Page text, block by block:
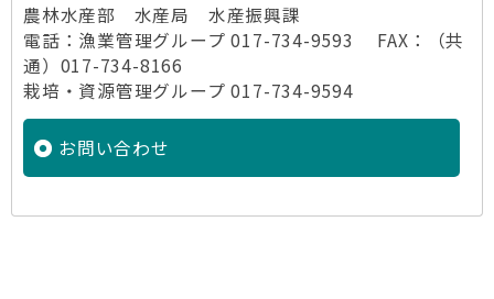
農林水産部 水産局 水産振興課
電話：漁業管理グループ 017-734-9593 FAX：（共
通）017-734-8166
栽培・資源管理グループ 017-734-9594
お問い合わせ